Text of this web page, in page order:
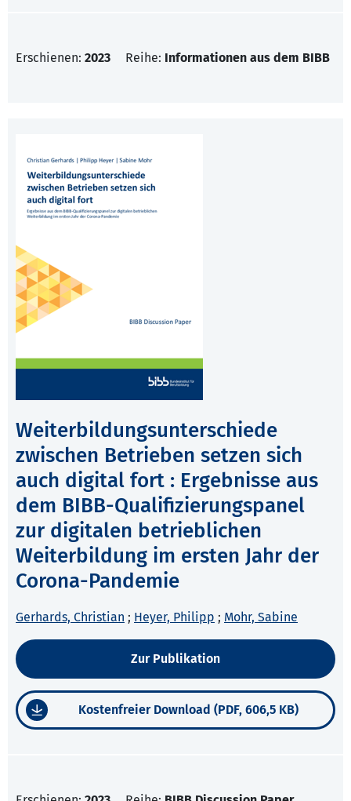
Erschienen: 2023 Reihe: Informationen aus dem BIBB
Weiterbildungsunterschiede
zwischen Betrieben setzen sich
auch digital fort : Ergebnisse aus
dem BIBB-Qualifizierungspanel
zur digitalen betrieblichen
Weiterbildung im ersten Jahr der
Corona-Pandemie
Gerhards, Christian ; Heyer, Philipp ; Mohr, Sabine
Zur Publikation
Kostenfreier Download (PDF, 606,5 KB)